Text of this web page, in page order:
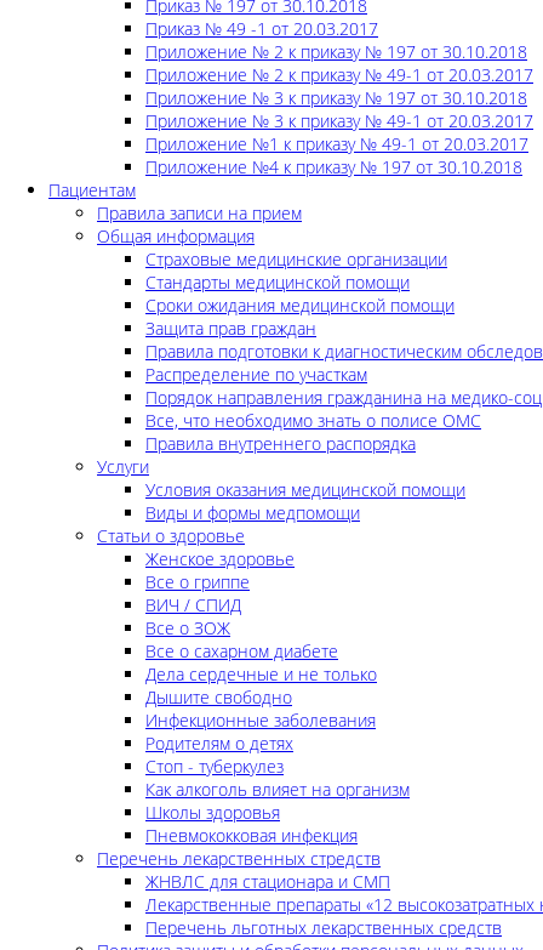
Приказ № 197 от 30.10.2018
Приказ № 49 -1 от 20.03.2017
Приложение № 2 к приказу № 197 от 30.10.2018
Приложение № 2 к приказу № 49-1 от 20.03.2017
Приложение № 3 к приказу № 197 от 30.10.2018
Приложение № 3 к приказу № 49-1 от 20.03.2017
Приложение №1 к приказу № 49-1 от 20.03.2017
Приложение №4 к приказу № 197 от 30.10.2018
Пациентам
Правила записи на прием
Общая информация
Страховые медицинские организации
Стандарты медицинской помощи
Сроки ожидания медицинской помощи
Защита прав граждан
Правила подготовки к диагностическим
Распределение по участкам
Порядок направления гражданина на медико-
Все, что необходимо знать о полисе ОМС
Правила внутреннего распорядка
Услуги
Условия оказания медицинской помощи
Виды и формы медпомощи
Статьи о здоровье
Женское здоровье
Все о гриппе
ВИЧ / СПИД
Все о ЗОЖ
Все о сахарном диабете
Дела сердечные и не только
Дышите свободно
Инфекционные заболевания
Родителям о детях
Стоп - туберкулез
Как алкоголь влияет на организм
Школы здоровья
Пневмококковая инфекция
Перечень лекарственных стредств
ЖНВЛС для стационара и СМП
Лекарственные препараты «12 высокозатратных
Перечень льготных лекарственных средств